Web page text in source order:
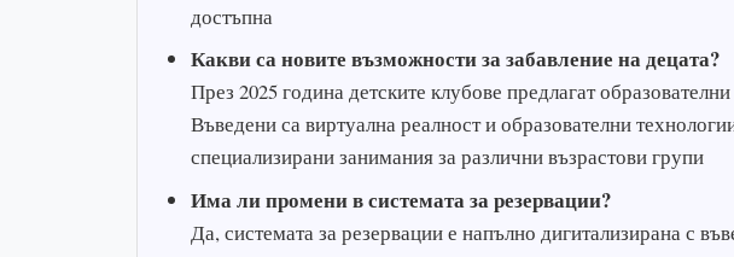
достъпна
Какви са новите възможности за забавление на децата?
През 2025 година детските клубове предлагат
Въведени са виртуална реалност и образователни
специализирани занимания за различни възрастови групи
Има ли промени в системата за резервации?
Да, системата за резервации е напълно дигитализирана с